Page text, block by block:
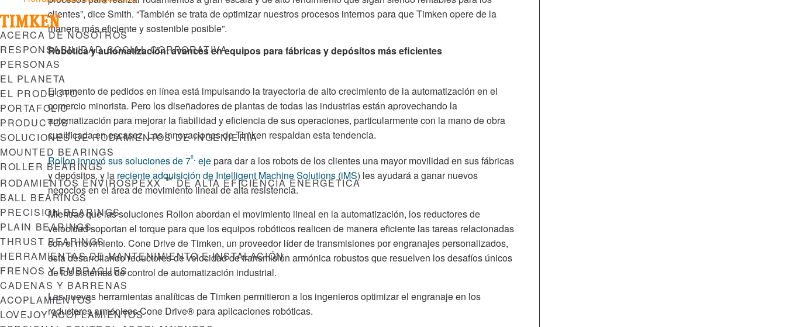
Menu
ACERCA DE NOSOTROS
RESPONSABILIDAD SOCIAL CORPORATIVA
PERSONAS
EL PLANETA
EL PRODUCTO
PORTAFOLIO
PRODUCTOS
SOLUCIONES DE RODAMIENTOS DE INGENIERÍA
MOUNTED BEARINGS
ROLLER BEARINGS
RODAMIENTOS ENVIROSPEXX™DE ALTA EFICIENCIA ENERGÉTICA
BALL BEARINGS
PRECISION BEARINGS
PLAIN BEARINGS
THRUST BEARINGS
HERRAMIENTAS DE MANTENIMIENTO E INSTALACIÓN
FRENOS Y EMBRAGUES
CADENAS Y BARRENAS
ACOPLAMIENTOS
LOVEJOY ACOPLAMIENTOS
clientes”, dice Smith. “También se trata de optimizar nuestros procesos internos para que Timken opere de la
manera más eficiente y sostenible posible”.
Robótica y automatización: avances en equipos para fábricas y depósitos más eficientes
El aumento de pedidos en línea está impulsando la trayectoria de alto crecimiento de la automatización en el
comercio minorista. Pero los diseñadores de plantas de todas las industrias están aprovechando la
automatización para mejorar la fiabilidad y eficiencia de sus operaciones, particularmente con la mano de obra
cualificada en escasez. Las innovaciones de Timken respaldan esta tendencia.
Rollon innovó sus soluciones de 7º. ejepara dar a los robots de los clientes una mayor movilidad en sus fábricas
y depósitos, y la reciente adquisición de Intelligent Machine Solutions (iMS) les ayudará a ganar nuevos
negocios en el área de movimiento lineal de alta resistencia.
Mientras que las soluciones Rollon abordan el movimiento lineal en la automatización, los reductores de
velocidad soportan el torque para que los equipos robóticos realicen de manera eficiente las tareas relacionadas
con el movimiento. Cone Drive de Timken, un proveedor líder de transmisiones por engranajes personalizados,
está desarrollando reductores de velocidad de transmisión armónica robustos que resuelven los desafíos únicos
de los sistemas de control de automatización industrial.
Las nuevas herramientas analíticas de Timken permitieron a los ingenieros optimizar el engranaje en los
reductores armónicos Cone Drive® para aplicaciones robóticas.